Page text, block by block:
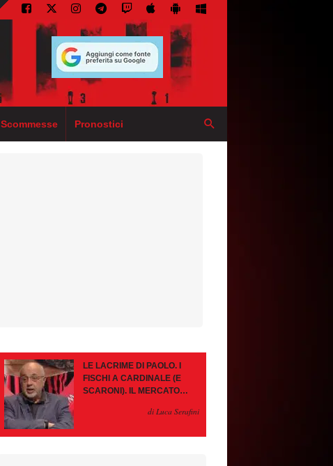
Scommesse Pronostici
LE LACRIME DI PAOLO. I
FISCHI A CARDINALE (E
SCARONI). IL MERCATO
PAZIENZA, SE RESTA È
di Luca Serafini